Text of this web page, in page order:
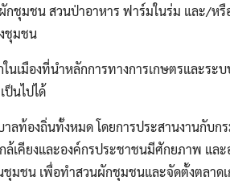
Search
for:
Search
กชุมชน สวนป่าอาหาร ฟาร์มในร่ม และ/ห
ชุมชน
นเมืองที่นำหลักการทางการเกษตรและระ
ป็นไปได้
ลท้องถิ่นทั้งหมด โดยการประสานงานกับก
เคียงและองค์กรประชาชนมีศักยภาพ และ
ชุมชน เพื่อทำสวนผักชุมชนและจัดตั้งตลาด